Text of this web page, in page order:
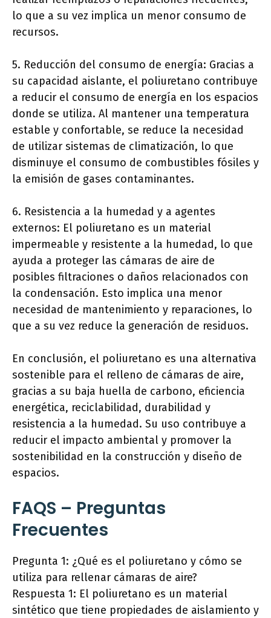
lo que a su vez implica un menor consumo de
recursos.
5. Reducción del consumo de energía: Gracias a
su capacidad aislante, el poliuretano contribuye
a reducir el consumo de energía en los espacios
donde se utiliza. Al mantener una temperatura
estable y confortable, se reduce la necesidad
de utilizar sistemas de climatización, lo que
disminuye el consumo de combustibles fósiles y
la emisión de gases contaminantes.
6. Resistencia a la humedad y a agentes
externos: El poliuretano es un material
impermeable y resistente a la humedad, lo que
ayuda a proteger las cámaras de aire de
posibles filtraciones o daños relacionados con
la condensación. Esto implica una menor
necesidad de mantenimiento y reparaciones, lo
que a su vez reduce la generación de residuos.
En conclusión, el poliuretano es una alternativa
sostenible para el relleno de cámaras de aire,
gracias a su baja huella de carbono, eficiencia
energética, reciclabilidad, durabilidad y
resistencia a la humedad. Su uso contribuye a
reducir el impacto ambiental y promover la
sostenibilidad en la construcción y diseño de
espacios.
FAQS – Preguntas
Frecuentes
Pregunta 1: ¿Qué es el poliuretano y cómo se
utiliza para rellenar cámaras de aire?
Respuesta 1: El poliuretano es un material
sintético que tiene propiedades de aislamiento y